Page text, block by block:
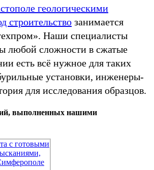
геологическими
строительство занимается
Наши специалисты
любой сложности в сжатые
есть всё нужное для таких
установки, инженеры-
для исследования образцов.
выполненных нашими